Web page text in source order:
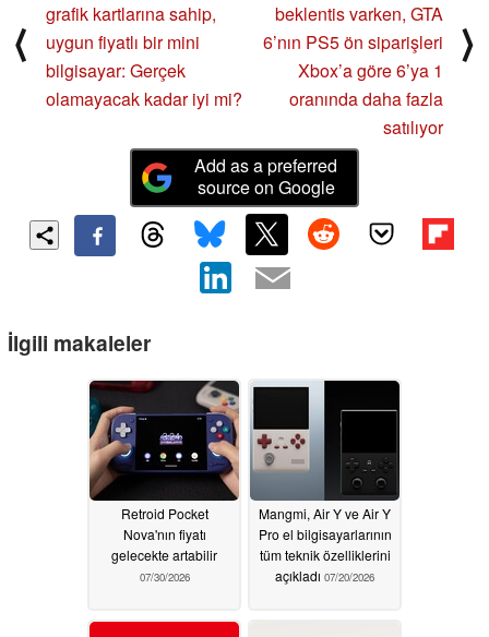
⟨
grafik kartlarına sahip,
uygun fiyatlı bir mini
bilgisayar: Gerçek
olamayacak kadar iyi mi?
beklentis varken, GTA
6’nın PS5 ön siparişleri
Xbox’a göre 6’ya 1
oranında daha fazla
satılıyor
⟩
Add as a preferred
source on Google
İlgili makaleler
Retroid Pocket
Nova'nın fiyatı
gelecekte artabilir
07/30/2026
Mangmi, Air Y ve Air Y
Pro el bilgisayarlarının
tüm teknik özelliklerini
açıkladı 07/20/2026